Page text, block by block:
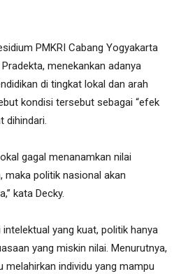
PMKRI Cabang Yogyakarta
menekankan adanya
di tingkat lokal dan arah
kondisi tersebut sebagai “efek
dihindari.
gagal menanamkan nilai
maka politik nasional akan
kata Decky.
yang kuat, politik hanya
yang miskin nilai. Menurutnya,
melahirkan individu yang mampu